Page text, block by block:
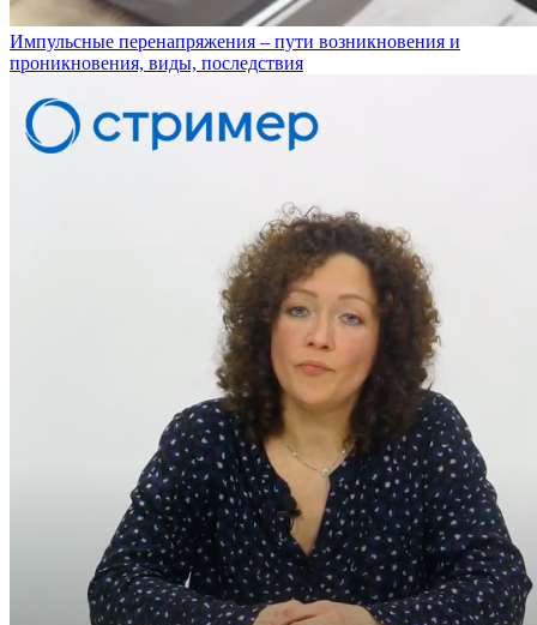
Импульсные перенапряжения – пути возникновения и
проникновения, виды, последствия